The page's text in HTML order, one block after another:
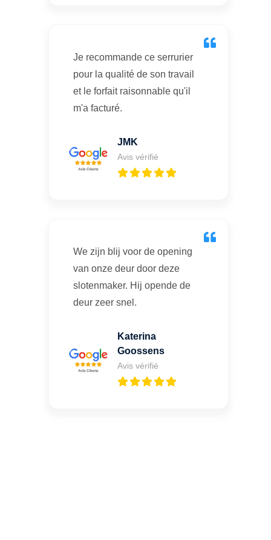
Je recommande ce serrurier
pour la qualité de son travail
et le forfait raisonnable qu'il
m'a facturé.
JMK
Avis vérifié
We zijn blij voor de opening
van onze deur door deze
slotenmaker. Hij opende de
deur zeer snel.
Katerina
Goossens
Avis vérifié